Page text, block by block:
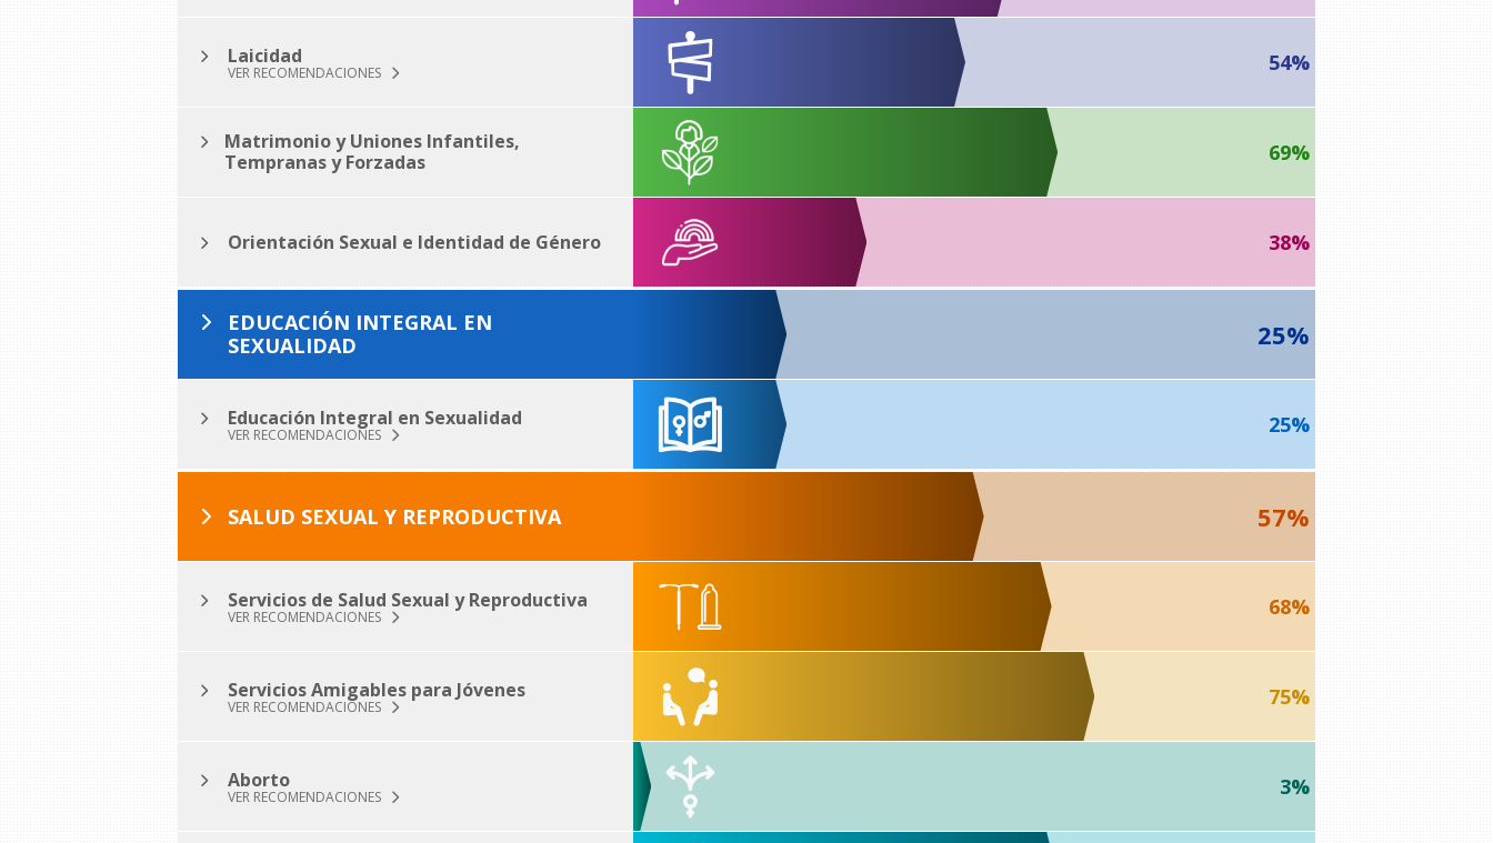
Laicidad
VER RECOMENDACIONES 54%
Matrimonio y Uniones Infantiles,
Tempranas y Forzadas
69%
Orientación Sexual e Identidad de Género 38%
EDUCACIÓN INTEGRAL EN
SEXUALIDAD
25%
Educación Integral en Sexualidad
VER RECOMENDACIONES 25%
SALUD SEXUAL Y REPRODUCTIVA 57%
Servicios de Salud Sexual y Reproductiva
VER RECOMENDACIONES 68%
Servicios Amigables para Jóvenes
VER RECOMENDACIONES 75%
Aborto
VER RECOMENDACIONES 3%